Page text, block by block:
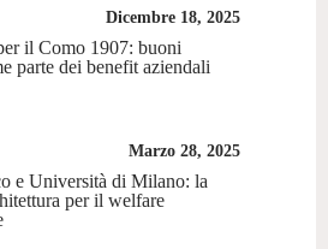
Dicembre 18, 2025
il Como 1907: buoni
parte dei benefit aziendali
Marzo 28, 2025
e Università di Milano: la
per il welfare